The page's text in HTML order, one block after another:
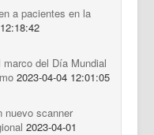
a pacientes en la
del Día Mundial
2023-04-04 12:01:05
nuevo scanner
2023-04-01